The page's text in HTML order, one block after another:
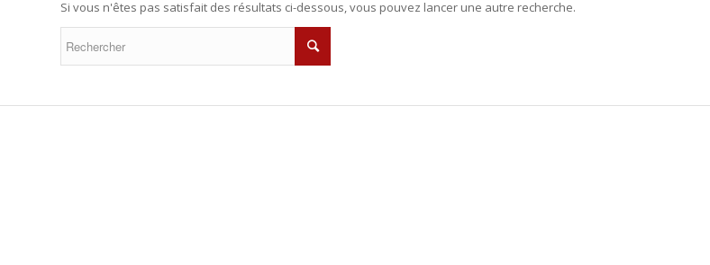
Si vous n'êtes pas satisfait des résultats ci-dessous, vous pouvez lancer une autre recherche.